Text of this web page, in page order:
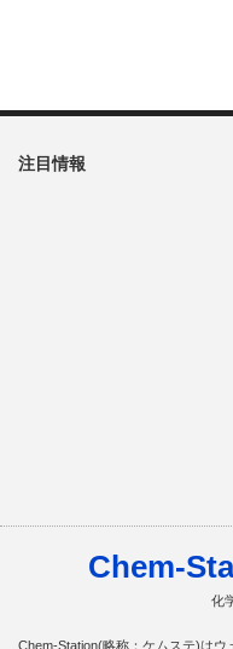
注目情報
Chem-
化
Chem-Station(略称：ケムステ)はウ